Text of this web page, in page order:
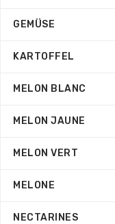
GEMÜSE
KARTOFFEL
MELON BLANC
MELON JAUNE
MELON VERT
MELONE
NECTARINES